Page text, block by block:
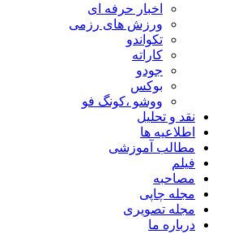
اخبار حرفه ای
ورزش های رزمی
تکواندو
کاراته
جودو
بوکس
ووشو ،کونگ فو
نقد و تحلیل
اطلاعیه ها
مطالب آموزشی
فیلم
مصاحبه
مجله چاپی
مجله تصویری
درباره ما